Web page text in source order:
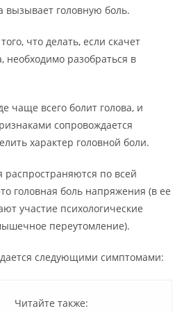
головную боль.
что делать, если скачет
необходимо разобраться в
чаще всего болит голова, и
сопровождается
характер головной боли.
по всей
головная боль напряжения (в ее
участие психологические
переутомление).
следующими симптомами:
Читайте также: